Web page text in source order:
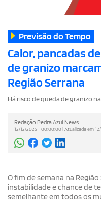
Previsão do Tempo
Calor, pancadas
de granizo
Região Serrana
Há risco de queda de granizo
Redação Pedra Azul News
12/12/2025 - 00:00:00 | Atualizada em
O fim de semana na
instabilidade e chance de
semelhante em todos os